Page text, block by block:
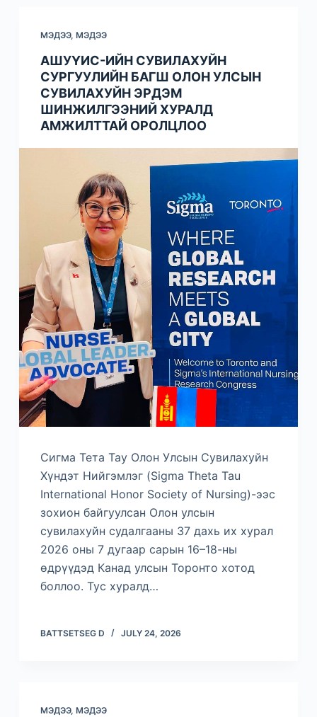
МЭДЭЭ, МЭДЭЭ
АШУҮИС-ИЙН СУВИЛАХУЙН
СУРГУУЛИЙН БАГШ ОЛОН УЛСЫН
СУВИЛАХУЙН ЭРДЭМ
ШИНЖИЛГЭЭНИЙ ХУРАЛД
АМЖИЛТТАЙ ОРОЛЦЛОО
Сигма Тета Тау Олон Улсын Сувилахуйн
Хүндэт Нийгэмлэг (Sigma Theta Tau
International Honor Society of Nursing)-ээс
зохион байгуулсан Олон улсын
сувилахуйн судалгааны 37 дахь их хурал
2026 оны 7 дугаар сарын 16–18-ны
өдрүүдэд Канад улсын Торонто хотод
боллоо. Тус хуралд…
BATTSETSEG D JULY 24, 2026
МЭДЭЭ, МЭДЭЭ